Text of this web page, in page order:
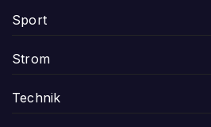
Sport
Strom
Technik